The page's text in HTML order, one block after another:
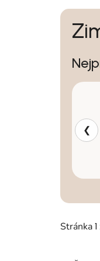
❮
Stránka 1